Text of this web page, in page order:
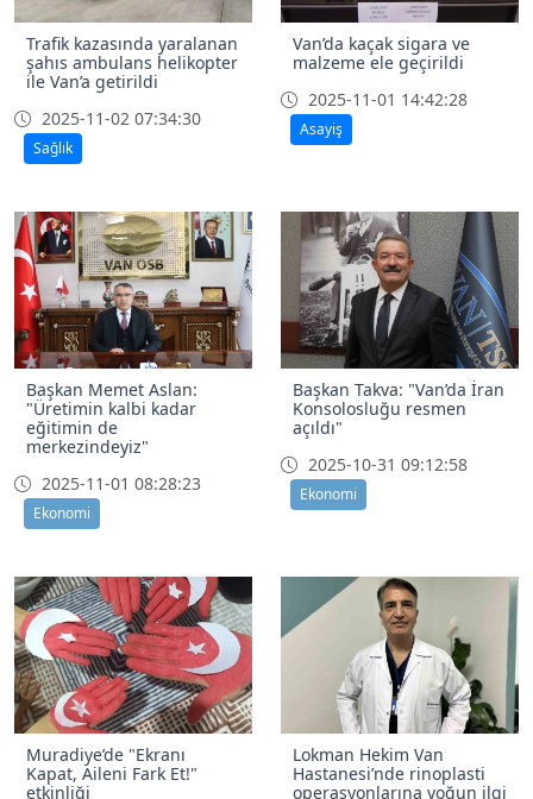
Trafik kazasında yaralanan
şahıs ambulans helikopter
ile Van’a getirildi
2025-11-02 07:34:30
Sağlık
Van’da kaçak sigara ve
malzeme ele geçirildi
2025-11-01 14:42:28
Asayiş
Başkan Memet Aslan:
"Üretimin kalbi kadar
eğitimin de
merkezindeyiz"
2025-11-01 08:28:23
Ekonomi
Başkan Takva: "Van’da İran
Konsolosluğu resmen
açıldı"
2025-10-31 09:12:58
Ekonomi
Muradiye’de "Ekranı
Kapat, Aileni Fark Et!"
etkinliği
Lokman Hekim Van
Hastanesi’nde rinoplasti
operasyonlarına yoğun ilgi